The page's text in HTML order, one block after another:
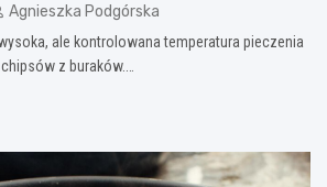
Agnieszka Podgórska
ale kontrolowana temperatura pieczenia
z buraków.…